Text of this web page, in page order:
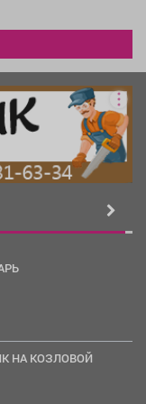
НА КОЗЛОВОЙ